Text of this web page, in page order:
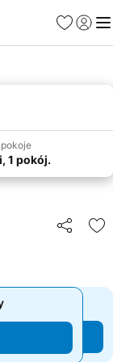
Ulubione
1 pokój.